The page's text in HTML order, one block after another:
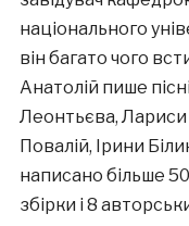
національного
він багато чого
Анатолій пише
Леонтьєва, Лариси
Повалій, Ірини
написано більше
збірки і 8